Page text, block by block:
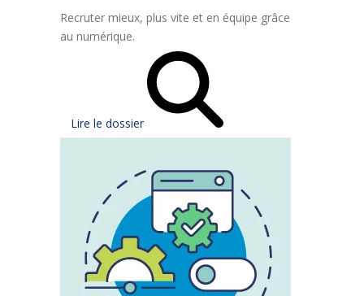
Recruter mieux, plus vite et en équipe grâce
au numérique.
Lire le dossier